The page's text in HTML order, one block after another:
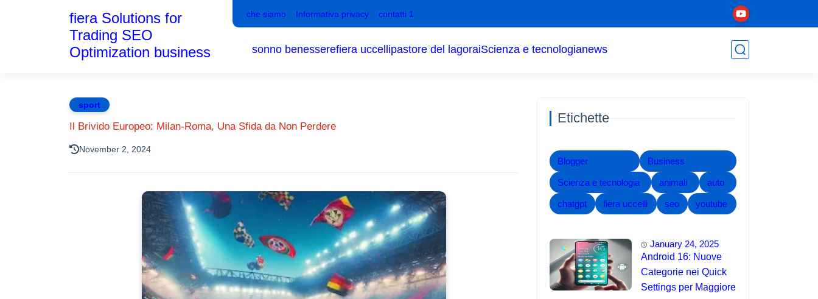
che siamo Informativa privacy contatti 1
fiera Solutions for
Trading SEO
Optimization business
sonno benesserefiera uccellipastore del lagoraiScienza e tecnologianews
sport
Il Brivido Europeo: Milan-Roma, Una Sfida da Non Perdere
November 2, 2024
Etichette
Blogger Business
Scienza e tecnologia animali auto
chatgpt fiera uccelli seo youtube
January 24, 2025
Android 16: Nuove
Categorie nei Quick
Settings per Maggiore